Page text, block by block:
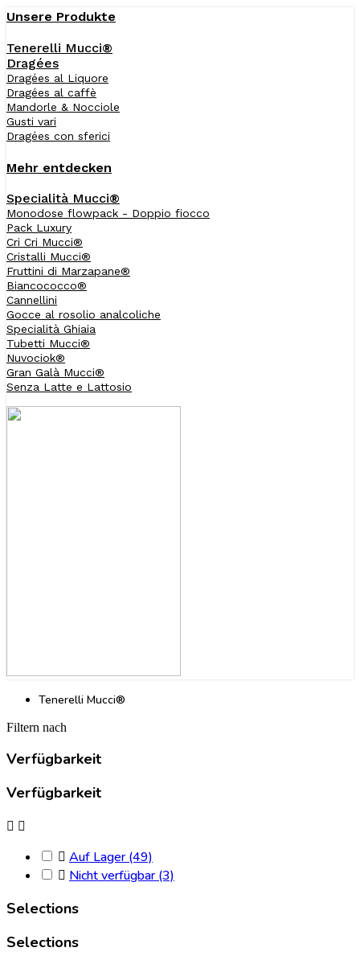
Unsere Produkte
Tenerelli Mucci®
Dragées
Dragées al Liquore
Dragées al caffè
Mandorle & Nocciole
Gusti vari
Dragées con sferici
Mehr entdecken
Specialità Mucci®
Monodose flowpack - Doppio fiocco
Pack Luxury
Cri Cri Mucci®
Cristalli Mucci®
Fruttini di Marzapane®
Biancococco®
Cannellini
Gocce al rosolio analcoliche
Specialità Ghiaia
Tubetti Mucci®
Nuvociok®
Gran Galà Mucci®
Senza Latte e Lattosio
Tenerelli Mucci®
Filtern nach
Verfügbarkeit
Verfügbarkeit
 
 Auf Lager(49)
 Nicht verfügbar(3)
Selections
Selections